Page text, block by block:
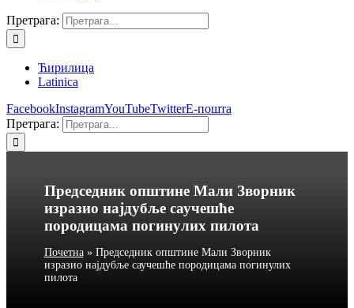
Претрага:
Ћирилица
Latinica
FacebookInstagramYouTubeTwitterЕ-пошта
Претрага:
Председник општине Мали Зворник
изразио најдубље саучешће
породицама погинулих пилота
Почетна» Председник општине Мали Зворник
изразио најдубље саучешће породицама погинулих
пилота